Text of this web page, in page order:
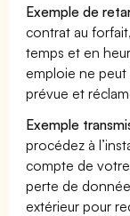
Exemple de
contrat au
temps et en
emploie ne peut
prévue et
Exemple
procédez à
compte de
perte de
extérieur pour